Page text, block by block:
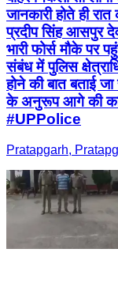
जानकारी होते ही
प्रदीप सिंह आसपुर
भारी फोर्स मौके पर
संबंध में पुलिस
होने की बात बताई
के अनुरूप आगे की
#UPPolice
Pratapgarh,